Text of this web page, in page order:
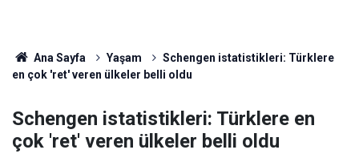
Ana Sayfa Yaşam
Schengen istatistikleri: Türklere
en çok 'ret' veren ülkeler belli oldu
Schengen istatistikleri: Türklere en
çok 'ret' veren ülkeler belli oldu